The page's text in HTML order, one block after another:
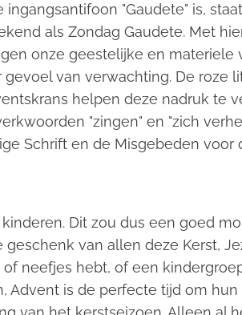
"Gaudete" is,
als Zondag Gaudete. Met
onze geestelijke en
van verwachting. De roze
helpen deze nadruk te
"zingen" en "zich
Schrift en de Misgebeden voor
kinderen. Dit zou dus een goed
van allen deze Kerst,
neefjes hebt, of een
Advent is de perfecte tijd om